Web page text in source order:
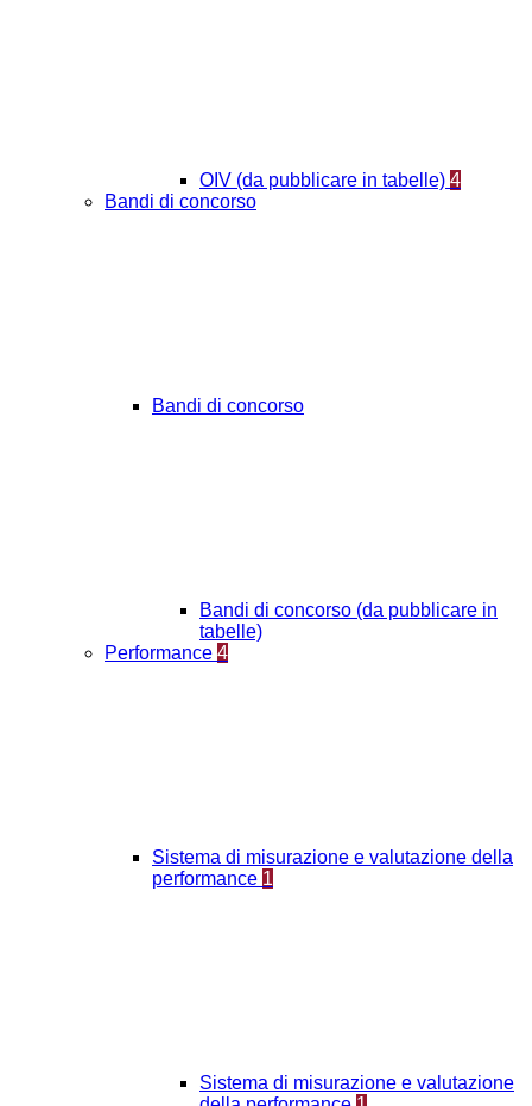
OIV (da pubblicare in tabelle) 4
Bandi di concorso
Bandi di concorso
Bandi di concorso (da pubblicare in
tabelle)
Performance 4
Sistema di misurazione e valutazione della
performance 1
Sistema di misurazione e valutazione